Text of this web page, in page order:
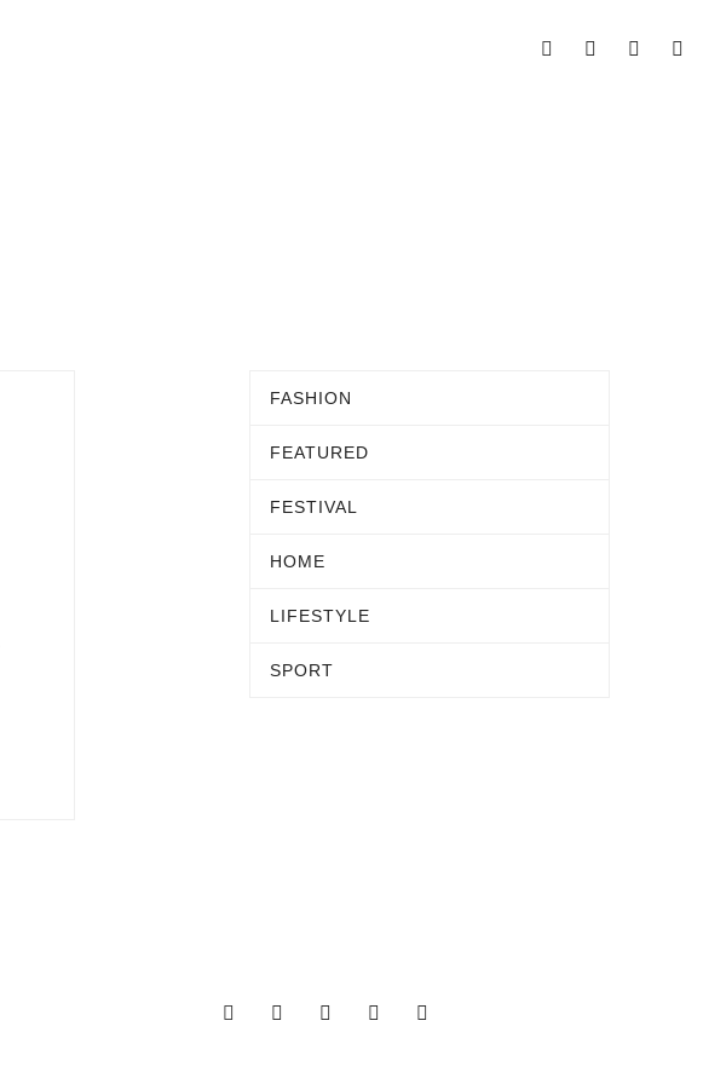
FASHION
FEATURED
FESTIVAL
HOME
LIFESTYLE
SPORT